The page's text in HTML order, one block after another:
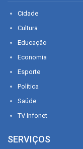
Cidade
Cultura
Educação
Economia
Esporte
Política
Saúde
TV Infonet
SERVIÇOS